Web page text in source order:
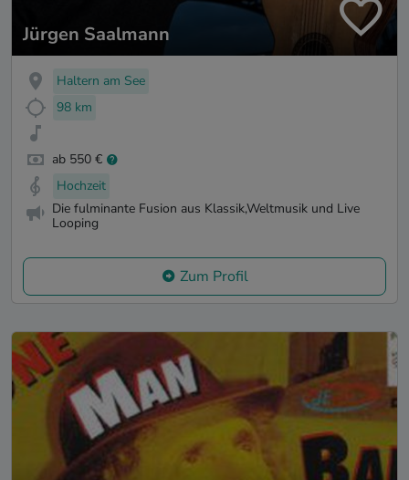
Jürgen Saalmann
Haltern am See
98 km
ab 550 €
Hochzeit
Die fulminante Fusion aus Klassik,Weltmusik und Live
Looping
Zum Profil